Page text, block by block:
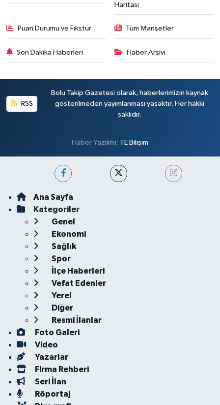
Haritası
Puan Durumu ve Fikstür Tüm Manşetler
Son Dakika Haberleri Haber Arşivi
RSS
Bolu Takip Gazetesi olarak, haberlerimizin kaynak
gösterilmeden yayımlanması yasaktır. Her hakkı
saklıdır.
Haber Yazılımı: TE Bilişim
Ana Sayfa
Kategoriler
Genel
Ekonomi
Sağlık
Spor
İlçe Haberleri
Vefat Edenler
Yerel
Diğer
Resmi İlanlar
Foto Galeri
Video
Yazarlar
Firma Rehberi
Seri İlan
Röportaj